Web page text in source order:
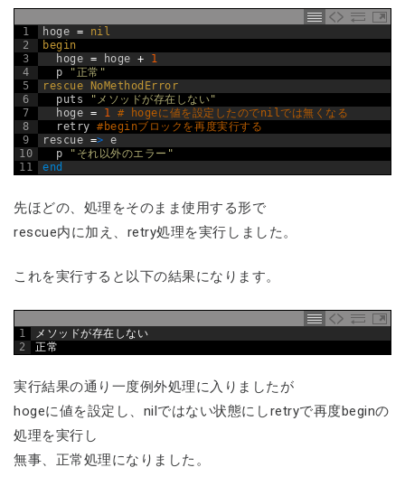
1
2
3
4
5
6
7
8
9
10
11
hoge =
nil
begin
hoge = hoge +
1
p
"正常"
rescue
NoMethodError
puts
"メソッドが存在しない"
hoge = 1 # hogeに値を設定したのでnilでは無くなる
retry #beginブロックを再度実行する
rescue => e
p
"それ以外のエラー"
end
先ほどの、処理をそのまま使用する形で
rescue内に加え、retry処理を実行しました。
これを実行すると以下の結果になります。
1
2
メソッドが存在しない
正常
実行結果の通り一度例外処理に入りましたが
hogeに値を設定し、nilではない状態にしretryで再度beginの
処理を実行し
無事、正常処理になりました。